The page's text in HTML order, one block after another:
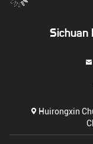
Sichuan
Huirongxin